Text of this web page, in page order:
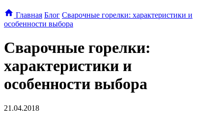
Главная Блог Сварочные горелки: характеристики и
особенности выбора
Сварочные горелки:
характеристики и
особенности выбора
21.04.2018